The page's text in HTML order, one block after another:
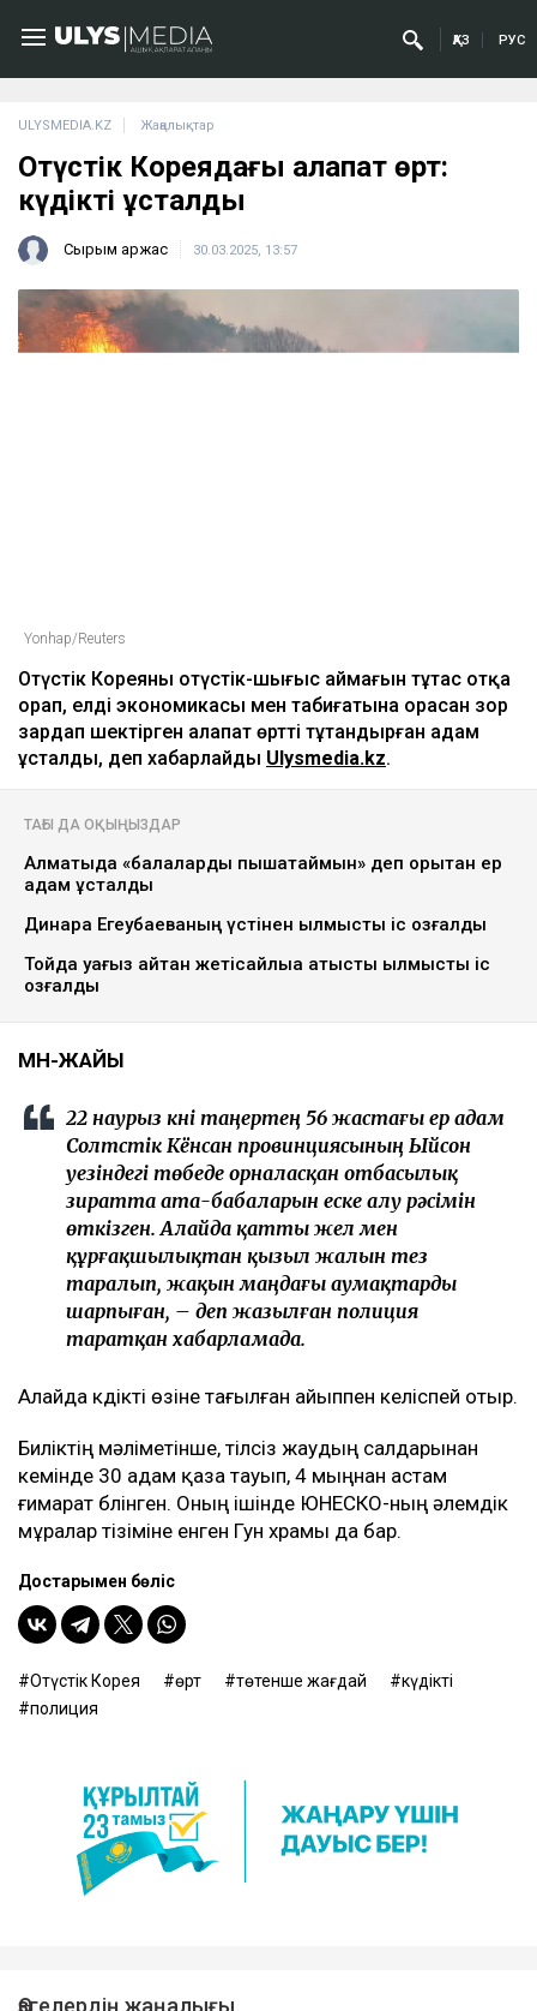
ҚАЗ РУС
ULYSMEDIA.KZ Жаңалықтар
Оңтүстік Кореядағы алапат өрт:
күдікті ұсталды
Сырым Қаржас 30.03.2025, 13:57
Yonhap/Reuters
Оңтүстік Кореяның оңтүстік-шығыс аймағын тұтас отқа
орап, елдің экономикасы мен табиғатына орасан зор
зардап шектірген алапат өртті тұтандырған адам
ұсталды, деп хабарлайды Ulysmedia.kz.
ТАҒЫ ДА ОҚЫҢЫЗДАР
Алматыда «балаларды пышақтаймын» деп қорқытқан ер
адам ұсталды
Динара Егеубаеваның үстінен қылмыстық іс қозғалды
Тойда уағыз айтқан жетісайлыққа қатысты қылмыстық іс
қозғалды
МӘН-ЖАЙЫ
22 наурыз күні таңертең 56 жастағы ер адам
Солтүстік Кёнсан провинциясының Ыйсон
уезіндегі төбеде орналасқан отбасылық
зиратта ата-бабаларын еске алу рәсімін
өткізген. Алайда қатты жел мен
құрғақшылықтан қызыл жалын тез
таралып, жақын маңдағы аумақтарды
шарпыған, – деп жазылған полиция
таратқан хабарламада.
Алайда күдікті өзіне тағылған айыппен келіспей отыр.
Биліктің мәліметінше, тілсіз жаудың салдарынан
кемінде 30 адам қаза тауып, 4 мыңнан астам
ғимарат бүлінген. Оның ішінде ЮНЕСКО-ның әлемдік
мұралар тізіміне енген Гун храмы да бар.
Достарыңмен бөліс
Оңтүстік Корея өрт төтенше жағдай
күдікті
полиция